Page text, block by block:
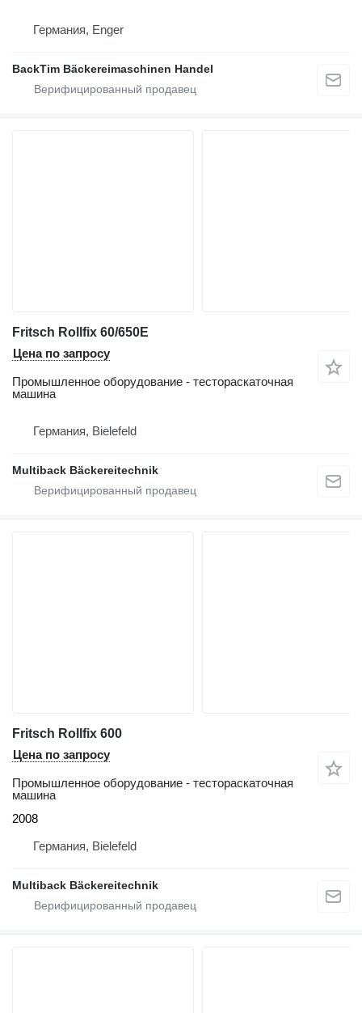
Германия, Enger
BackTim Bäckereimaschinen Handel
Fritsch Rollfix 60/650E
Цена по запросу
Промышленное оборудование - тестораскаточная
машина
Германия, Bielefeld
Multiback Bäckereitechnik
Fritsch Rollfix 600
Цена по запросу
Промышленное оборудование - тестораскаточная
машина
2008
Германия, Bielefeld
Multiback Bäckereitechnik